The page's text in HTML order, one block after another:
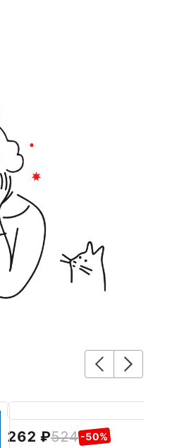
262 524 -50%